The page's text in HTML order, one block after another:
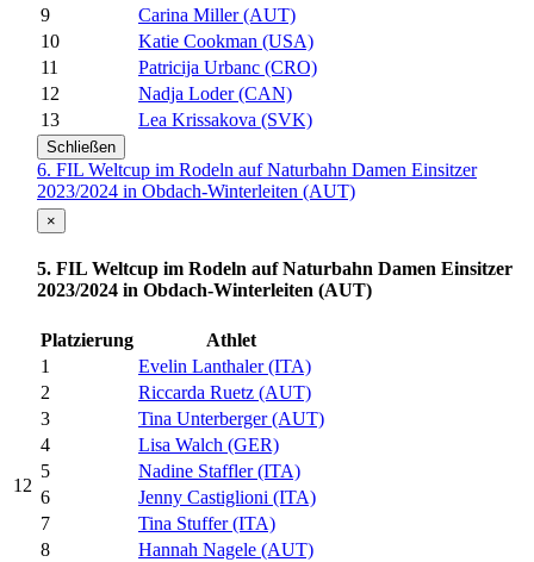
9
Carina Miller (AUT)
10
Katie Cookman (USA)
11
Patricija Urbanc (CRO)
12
Nadja Loder (CAN)
13
Lea Krissakova (SVK)
Schließen
6. FIL Weltcup im Rodeln auf Naturbahn Damen Einsitzer
2023/2024 in Obdach-Winterleiten (AUT)
12
×
5. FIL Weltcup im Rodeln auf Naturbahn Damen Einsitzer
2023/2024 in Obdach-Winterleiten (AUT)
Platzierung
Athlet
1
Evelin Lanthaler (ITA)
2
Riccarda Ruetz (AUT)
3
Tina Unterberger (AUT)
4
Lisa Walch (GER)
5
Nadine Staffler (ITA)
6
Jenny Castiglioni (ITA)
7
Tina Stuffer (ITA)
8
Hannah Nagele (AUT)